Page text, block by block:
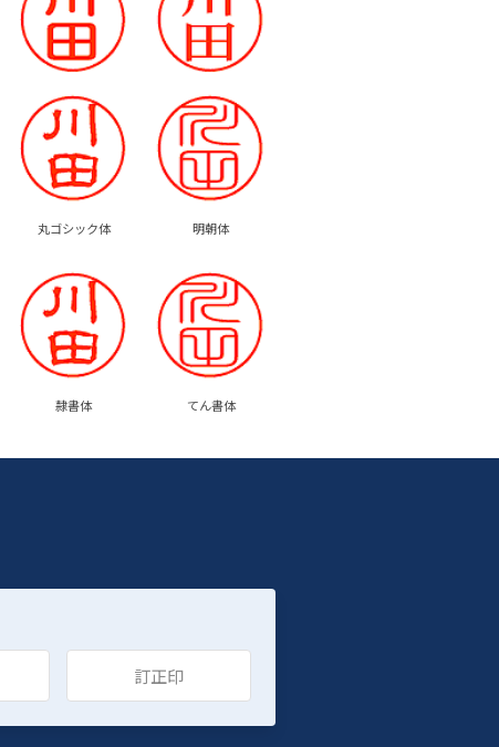
丸ゴシック体 明朝体
隷書体 てん書体
訂正印